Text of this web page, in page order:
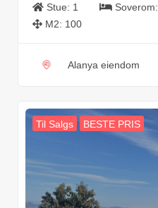
Stue: 1 Soverom:
M2: 100
Alanya eiendom
Til Salgs BESTE PRIS